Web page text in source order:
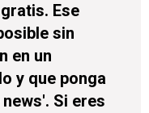
Ese
sin
en un
y que ponga
Si eres